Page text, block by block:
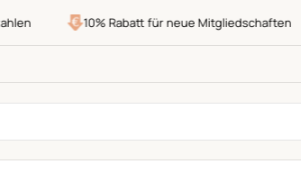
10% Rabatt für neue Mitgliedschaften